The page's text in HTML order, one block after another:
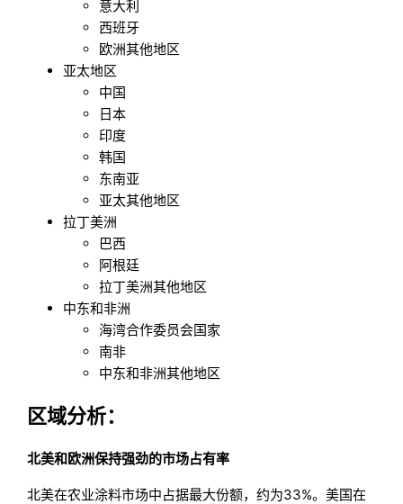
意大利
西班牙
欧洲其他地区
亚太地区
中国
日本
印度
韩国
东南亚
亚太其他地区
拉丁美洲
巴西
阿根廷
拉丁美洲其他地区
中东和非洲
海湾合作委员会国家
南非
中东和非洲其他地区
区域分析：
北美和欧洲保持强劲的市场占有率
北美在农业涂料市场中占据最大份额，约为33%。美国在